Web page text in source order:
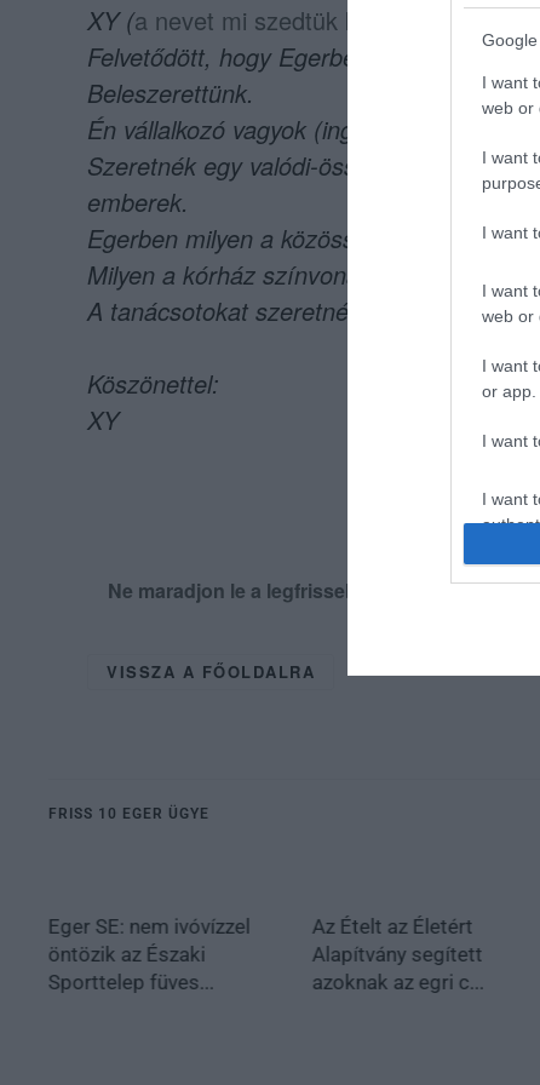
I want
web or
I want
I want
I want
web or
I want
or app.
I want
I want
XY (a nevet mi szedtük ki, ez most nem
Felvetődött, hogy Egerbe költözünk
Beleszerettünk.
Én vállalkozó vagyok (ingatlan, zálog,
Szeretnék egy valódi-összetartó
emberek.
Egerben milyen a közösségi élet és lehet
Milyen a kórház színvonala?
A tanácsotokat szeretném kérni.
Köszönettel:
XY
Ne maradjon le a legfrissebb hírekről,
VISSZA A FŐOLDALRA
FRISS 10 EGER ÜGYE
Eger SE: nem ivóvízzel
öntözik az Északi
Sporttelep füves...
Az Ételt az Életért
Alapítvány segített
azoknak az egri c...